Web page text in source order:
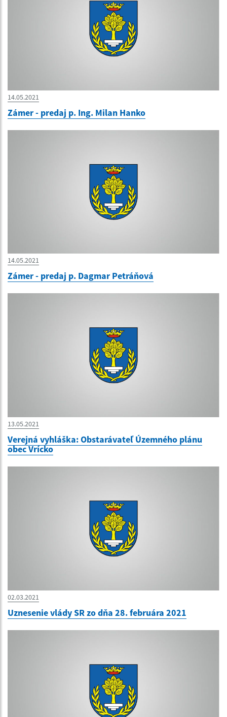
14.05.2021
Zámer - predaj p. Ing. Milan Hanko
14.05.2021
Zámer - predaj p. Dagmar Petráňová
13.05.2021
Verejná vyhláška: Obstarávateľ Územného plánu
obec Vrícko
02.03.2021
Uznesenie vlády SR zo dňa 28. februára 2021